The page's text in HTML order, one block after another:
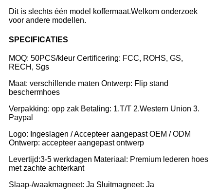
Dit is slechts één model koffermaat.Welkom onderzoek
voor andere modellen.
SPECIFICATIES
MOQ: 50PCS/kleur Certificering: FCC, ROHS, GS,
RECH, Sgs
Maat: verschillende maten Ontwerp: Flip stand
beschermhoes
Verpakking: opp zak Betaling: 1.T/T 2.Western Union 3.
Paypal
Logo: Ingeslagen / Accepteer aangepast OEM / ODM
Ontwerp: accepteer aangepast ontwerp
Levertijd:3-5 werkdagen Materiaal: Premium lederen hoes
met zachte achterkant
Slaap-/waakmagneet: Ja Sluitmagneet: Ja